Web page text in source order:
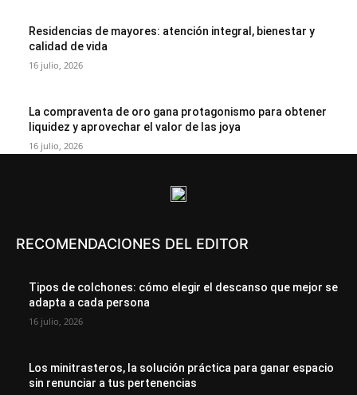
Residencias de mayores: atención integral, bienestar y
calidad de vida
16 julio, 2026
La compraventa de oro gana protagonismo para obtener
liquidez y aprovechar el valor de las joya
16 julio, 2026
RECOMENDACIONES DEL EDITOR
Tipos de colchones: cómo elegir el descanso que mejor se
adapta a cada persona
16 julio, 2026
Los minitrasteros, la solución práctica para ganar espacio
sin renunciar a tus pertenencias